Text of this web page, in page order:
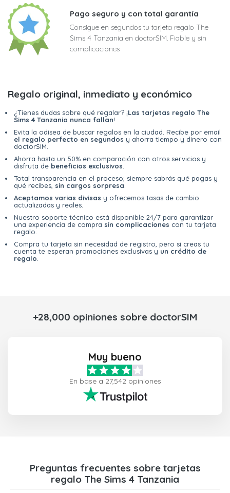
Pago seguro y con total garantía
Consigue en segundos tu tarjeta regalo The
Sims 4 Tanzania en doctorSIM. Fiable y sin
complicaciones
Regalo original, inmediato y económico
¿Tienes dudas sobre qué regalar? ¡Las tarjetas regalo The
Sims 4 Tanzania nunca fallan!
Evita la odisea de buscar regalos en la ciudad. Recibe por email
el regalo perfecto en segundos y ahorra tiempo y dinero con
doctorSIM.
Ahorra hasta un 50% en comparación con otros servicios y
disfruta de beneficios exclusivos
Total transparencia en el proceso; siempre sabrás qué pagas y
qué recibes, sin cargos sorpresa
Aceptamos varias divisas y ofrecemos tasas de cambio
actualizadas y reales.
Nuestro soporte técnico está disponible 24/7 para garantizar
una experiencia de compra sin complicaciones con tu tarjeta
regalo.
Compra tu tarjeta sin necesidad de registro, pero si creas tu
cuenta te esperan promociones exclusivas y un crédito de
regalo
+28,000 opiniones sobre doctorSIM
Muy bueno
En base a 27,542 opiniones
Preguntas frecuentes sobre tarjetas
regalo The Sims 4 Tanzania